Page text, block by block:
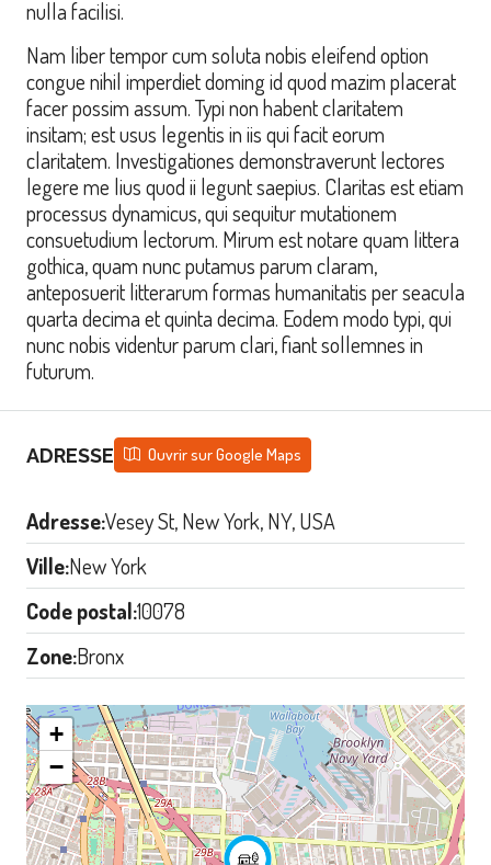
nulla facilisi.
Nam liber tempor cum soluta nobis eleifend option
congue nihil imperdiet doming id quod mazim placerat
facer possim assum. Typi non habent claritatem
insitam; est usus legentis in iis qui facit eorum
claritatem. Investigationes demonstraverunt lectores
legere me lius quod ii legunt saepius. Claritas est etiam
processus dynamicus, qui sequitur mutationem
consuetudium lectorum. Mirum est notare quam littera
gothica, quam nunc putamus parum claram,
anteposuerit litterarum formas humanitatis per seacula
quarta decima et quinta decima. Eodem modo typi, qui
nunc nobis videntur parum clari, fiant sollemnes in
futurum.
ADRESSE Ouvrir sur Google Maps
Adresse:Vesey St, New York, NY, USA
Ville:New York
Code postal:10078
Zone:Bronx
+
−